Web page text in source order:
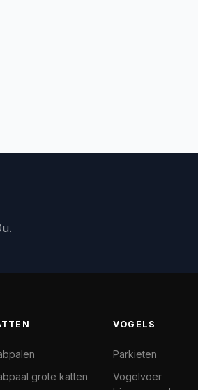
grote katten
VOGELS
Parkieten
Vogelvoer